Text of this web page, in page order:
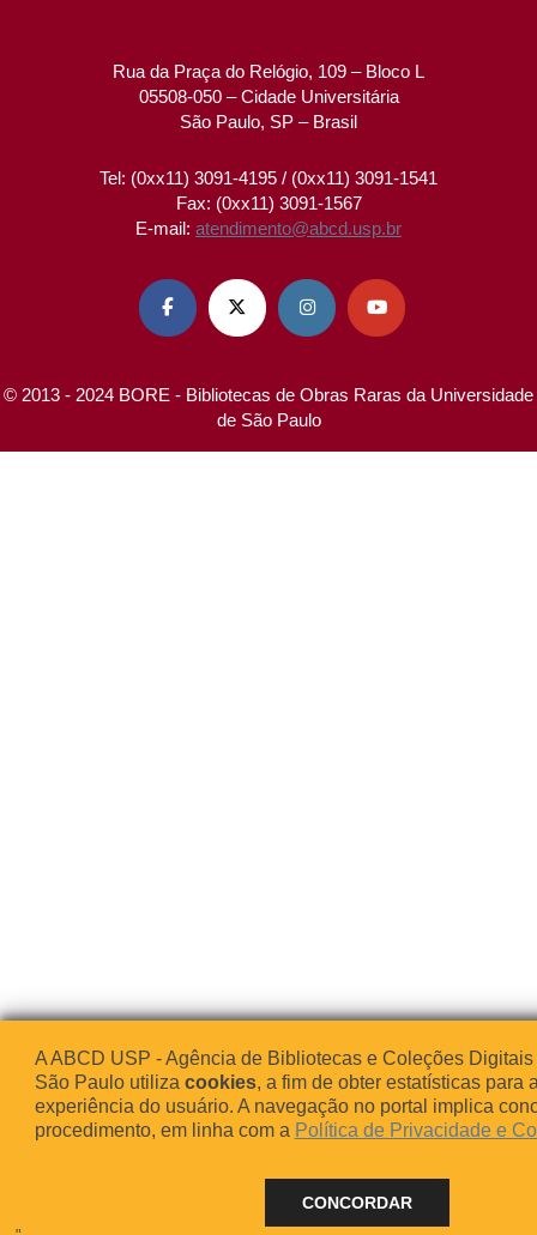
Rua da Praça do Relógio, 109 – Bloco L
05508-050 – Cidade Universitária
São Paulo, SP – Brasil
Tel: (0xx11) 3091-4195 / (0xx11) 3091-1541
Fax: (0xx11) 3091-1567
E-mail: atendimento@abcd.usp.br
   
© 2013 - 2024 BORE - Bibliotecas de Obras Raras da Universidade
de São Paulo
A ABCD USP - Agência de Bibliotecas e Coleções
São Paulo utiliza cookies, a fim de obter estatísticas para
experiência do usuário. A navegação no portal implica
procedimento, em linha com a Política de Privacidade e
CONCORDAR